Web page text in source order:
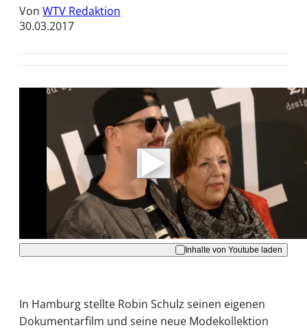
Von WTV Redaktion
30.03.2017
Mit der Wiedergabe dieses Videos werden
Daten an Youtube übertragen.
Hinweise dazu erhalten Sie in derDatenschutzerklärung
Akzeptieren
Inhalte von Youtube laden
In Hamburg stellte Robin Schulz seinen eigenen
Dokumentarfilm und seine neue Modekollektion